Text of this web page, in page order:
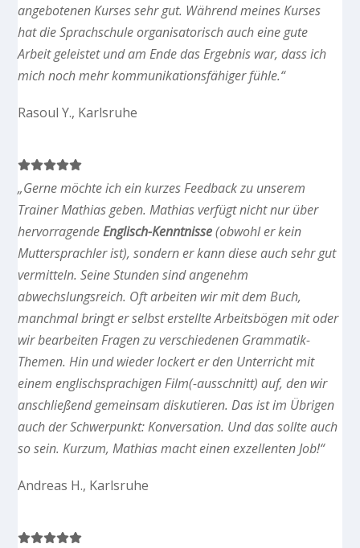
angebotenen Kurses sehr gut. Während meines Kurses
hat die Sprachschule organisatorisch auch eine gute
Arbeit geleistet und am Ende das Ergebnis war, dass ich
mich noch mehr kommunikationsfähiger fühle.“
Rasoul Y., Karlsruhe
„Gerne möchte ich ein kurzes Feedback zu unserem
Trainer Mathias geben. Mathias verfügt nicht nur über
hervorragendeEnglisch-Kenntnisse(obwohl er kein
Muttersprachler ist), sondern er kann diese auch sehr gut
vermitteln. Seine Stunden sind angenehm
abwechslungsreich. Oft arbeiten wir mit dem Buch,
manchmal bringt er selbst erstellte Arbeitsbögen mit oder
wir bearbeiten Fragen zu verschiedenen Grammatik-
Themen. Hin und wieder lockert er den Unterricht mit
einem englischsprachigen Film(-ausschnitt) auf, den wir
anschließend gemeinsam diskutieren. Das ist im Übrigen
auch der Schwerpunkt: Konversation. Und das sollte auch
so sein. Kurzum, Mathias macht einen exzellenten Job!“
Andreas H., Karlsruhe